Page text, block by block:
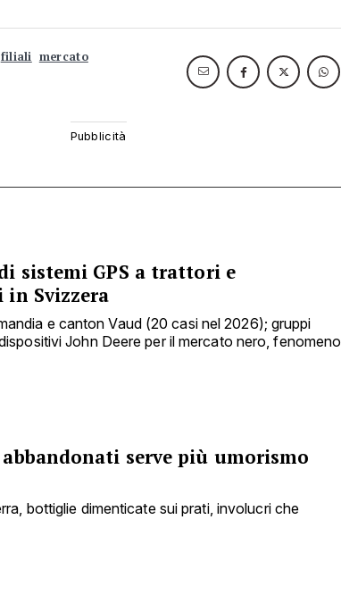
filiali mercato
sistemi GPS a trattori e
Svizzera
e canton Vaud (20 casi nel 2026); gruppi
John Deere per il mercato nero, fenomeno
serve più umorismo
bottiglie dimenticate sui prati, involucri che